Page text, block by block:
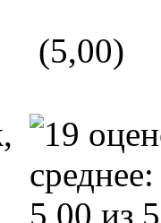
(5,00)